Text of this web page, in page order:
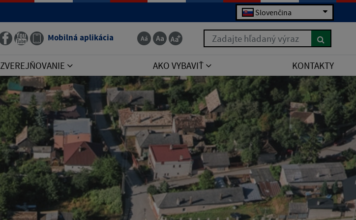
Slovenčina
Mobilná aplikácia Zadajte hľadaný výraz
ZVEREJŇOVANIE AKO VYBAVIŤ KONTAKTY